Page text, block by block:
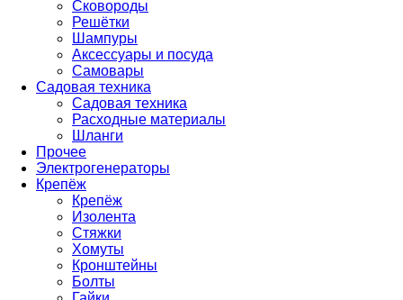
Сковороды
Решётки
Шампуры
Аксессуары и посуда
Самовары
Садовая техника
Садовая техника
Расходные материалы
Шланги
Прочее
Электрогенераторы
Крепёж
Крепёж
Изолента
Стяжки
Хомуты
Кронштейны
Болты